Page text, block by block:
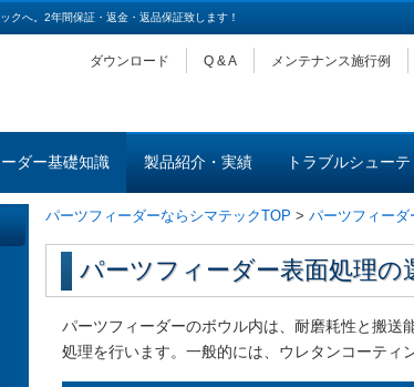
クへ。2年間保証・返金・返品保証致します！
ダウンロード Q & A メンテナンス施行例
ダー基礎知識 製品紹介・実績 トラブルシュー
パーツフィーダーならシマテックTOP > パーツフィーダ
パーツフィーダー表面処理の
パーツフィーダーのボウル内は、耐磨耗性と搬送
処理を行います。一般的には、ウレタンコーティ